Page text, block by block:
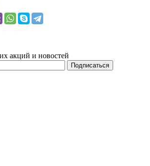
акций и новостей
Подписаться